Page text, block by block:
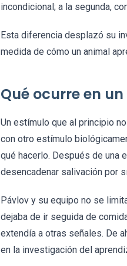
incondicional; a la segunda,
Esta diferencia desplazó su
medida de cómo un animal
Qué ocurre en
Un estímulo que al principio
con otro estímulo
qué hacerlo. Después de una
desencadenar salivación por
Pávlov y su equipo no se
dejaba de ir seguida de
extendía a otras señales. De
en la investigación del